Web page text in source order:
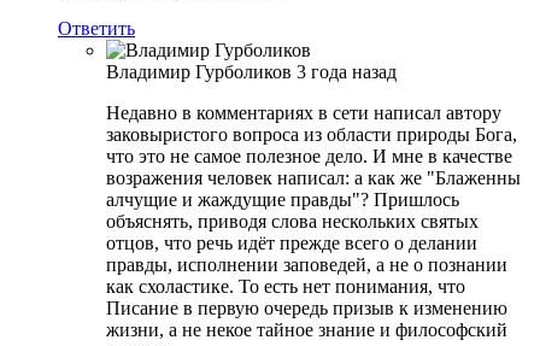
Ответить
Владимир Гурболиков 3 года назад
Недавно в комментариях в сети написал автору
заковыристого вопроса из области природы Бога,
что это не самое полезное дело. И мне в качестве
возражения человек написал: а как же "Блаженны
алчущие и жаждущие правды"? Пришлось
объяснять, приводя слова нескольких святых
отцов, что речь идёт прежде всего о делании
правды, исполнении заповедей, а не о познании
как схоластике. То есть нет понимания, что
Писание в первую очередь призыв к изменению
жизни, а не некое тайное знание и философский